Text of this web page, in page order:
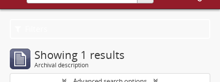
Showing 1 results
Archival description